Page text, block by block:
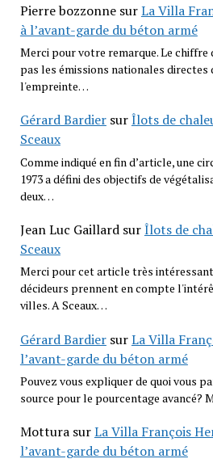
Pierre bozzonnesurLa Villa
à l’avant-garde du béton armé
Merci pour votre remarque. Le chiffre
pas les émissions nationales directes
l'empreinte…
Gérard BardiersurÎlots de
Sceaux
Comme indiqué en fin d’article, une
1973 a défini des objectifs de
deux…
Jean Luc GaillardsurÎlots de
Sceaux
Merci pour cet article très
décideurs prennent en compte
villes. A Sceaux…
Gérard BardiersurLa Villa
l’avant-garde du béton armé
Pouvez vous expliquer de quoi vous
source pour le pourcentage avancé?
MotturasurLa Villa François
l’avant-garde du béton armé